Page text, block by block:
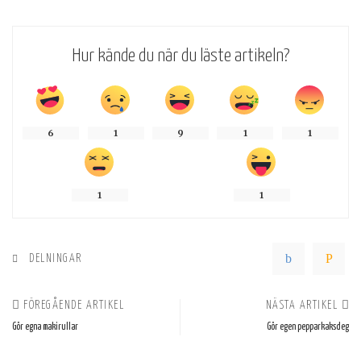
Hur kände du när du läste artikeln?
6 1 9 1 1
1 1
DELNINGAR
FÖREGÅENDE ARTIKEL
Gör egna makirullar
NÄSTA ARTIKEL
Gör egen pepparkaksdeg